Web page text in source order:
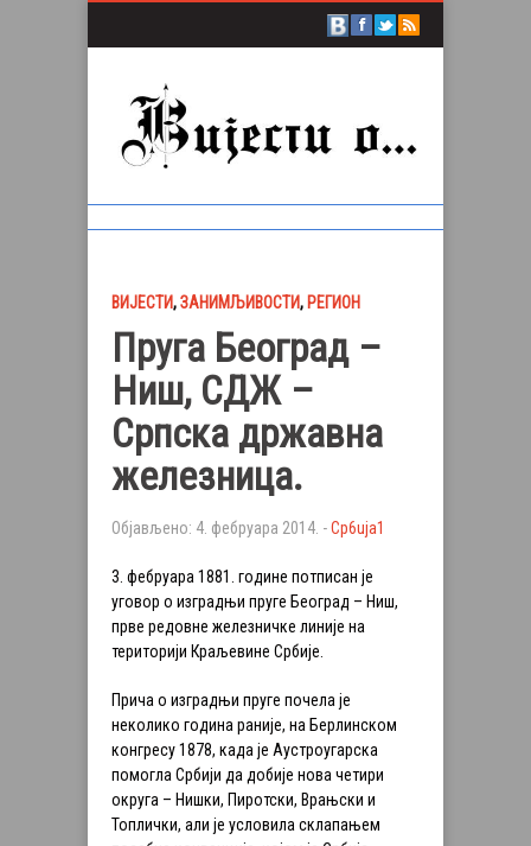
ВИЈЕСТИ,ЗАНИМЉИВОСТИ, РЕГИОН
Пруга Београд –
Ниш, СДЖ –
Српска државна
железница.
Објављено: 4. фебруара 2014. -Сp6uja1
3. фебруара 1881. године потписан је
уговор о изградњи пруге Београд – Ниш,
прве редовне железничке линије на
територији Краљевине Србије.
Прича о изградњи пруге почела је
неколико година раније, на Берлинском
конгресу 1878, када је Аустроугарска
помогла Србији да добије нова четири
округа – Нишки, Пиротски, Врањски и
Топлички, али је условила склапањем